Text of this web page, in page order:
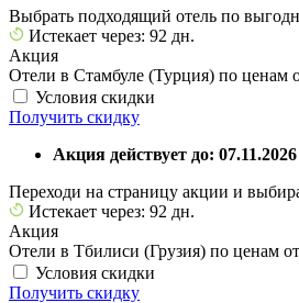
Выбрать подходящий отель по
Истекает через: 92 дн.
Акция
Отели в Стамбуле (Турция) по ценам
Условия скидки
Получить скидку
Акция действует до: 07.11.2026
Переходи на страницу акции и
Истекает через: 92 дн.
Акция
Отели в Тбилиси (Грузия) по ценам
Условия скидки
Получить скидку